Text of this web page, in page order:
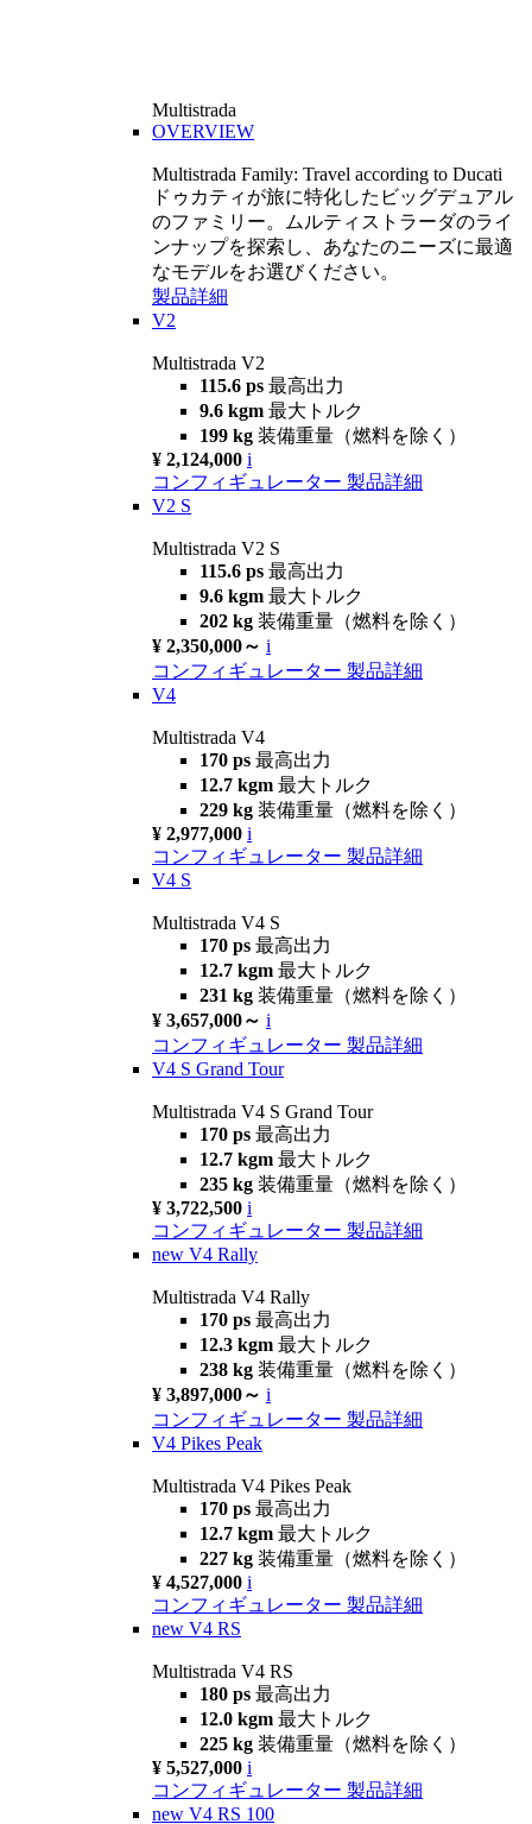
Multistrada
OVERVIEW
Multistrada Family: Travel according to Ducati
ドゥカティが旅に特化したビッグデュアル
のファミリー。ムルティストラーダのライ
ンナップを探索し、あなたのニーズに最適
なモデルをお選びください。
製品詳細
V2
Multistrada V2
115.6 ps 最高出力
9.6 kgm 最大トルク
199 kg 装備重量（燃料を除く）
¥ 2,124,000 i
コンフィギュレーター 製品詳細
V2 S
Multistrada V2 S
115.6 ps 最高出力
9.6 kgm 最大トルク
202 kg 装備重量（燃料を除く）
¥ 2,350,000～ i
コンフィギュレーター 製品詳細
V4
Multistrada V4
170 ps 最高出力
12.7 kgm 最大トルク
229 kg 装備重量（燃料を除く）
¥ 2,977,000 i
コンフィギュレーター 製品詳細
V4 S
Multistrada V4 S
170 ps 最高出力
12.7 kgm 最大トルク
231 kg 装備重量（燃料を除く）
¥ 3,657,000～ i
コンフィギュレーター 製品詳細
V4 S Grand Tour
Multistrada V4 S Grand Tour
170 ps 最高出力
12.7 kgm 最大トルク
235 kg 装備重量（燃料を除く）
¥ 3,722,500 i
コンフィギュレーター 製品詳細
new V4 Rally
Multistrada V4 Rally
170 ps 最高出力
12.3 kgm 最大トルク
238 kg 装備重量（燃料を除く）
¥ 3,897,000～ i
コンフィギュレーター 製品詳細
V4 Pikes Peak
Multistrada V4 Pikes Peak
170 ps 最高出力
12.7 kgm 最大トルク
227 kg 装備重量（燃料を除く）
¥ 4,527,000 i
コンフィギュレーター 製品詳細
new V4 RS
Multistrada V4 RS
180 ps 最高出力
12.0 kgm 最大トルク
225 kg 装備重量（燃料を除く）
¥ 5,527,000 i
コンフィギュレーター 製品詳細
new V4 RS 100